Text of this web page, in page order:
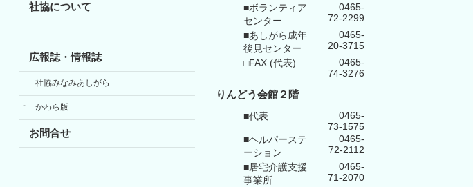
社協について
広報誌・情報誌
社協みなみあしがら
かわら版
お問合せ
■ボランティア
センター
0465-
72-2299
■あしがら成年
後見センター
0465-
20-3715
□FAX (代表)
0465-
74-3276
りんどう会館 ２階
■代表
0465-
73-1575
■ヘルパーステ
ーション
0465-
72-2112
■居宅介護支援
事業所
0465-
71-2070